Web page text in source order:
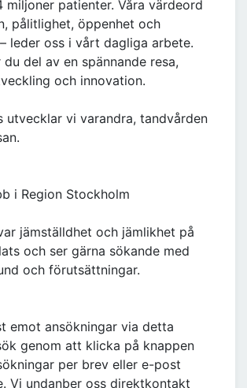
miljoner patienter. Våra värdeord
pålitlighet, öppenhet och
leder oss i vårt dagliga arbete.
del av en spännande resa,
och innovation.
utvecklar vi varandra, tandvården
i Region Stockholm
jämställdhet och jämlikhet på
och ser gärna sökande med
och förutsättningar.
emot ansökningar via detta
genom att klicka på knappen
per brev eller e-post
Vi undanber oss direktkontakt